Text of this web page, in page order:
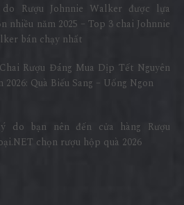
Rượu Johnnie Walker được lựa
nhiều năm 2025 – Top 3 chai Johnnie
bán chạy nhất
Rượu Đáng Mua Dịp Tết Nguyên
2026: Quà Biếu Sang – Uống Ngon
do bạn nên đến cửa hàng Rượu
chọn rượu hộp quà 2026